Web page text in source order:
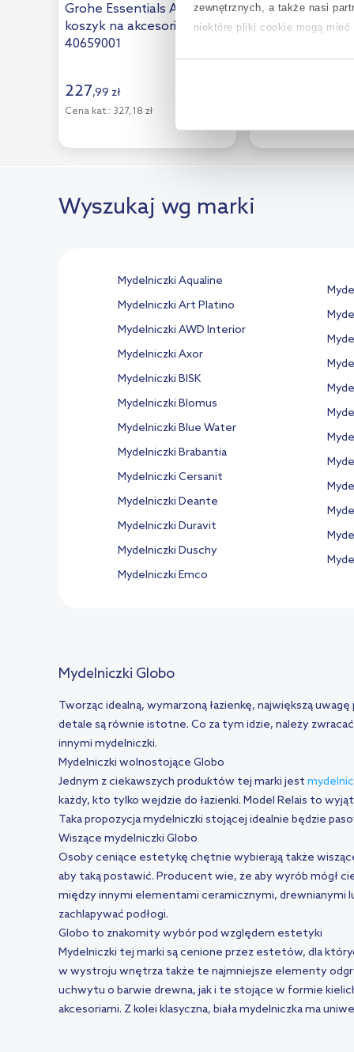
zewnętrznych, a także nasi
niektóre pliki cookie mogą mieć
na temat plików cookie i tego,
Steinberg (3)
(1)
Tesa
Villeroy & Boch
Zucchetti
Grohe Essentials Authentic
koszyk na akcesoria chrom
40659001
227,99 zł
Cena kat.: 327,18 zł
Hansgrohe
mydelniczka
Wyszukaj wg marki
Mydelniczki Aqualine
Mydelniczki Art Platino
Mydelniczki AWD Interior
Mydelniczki Axor
Mydelniczki BISK
Mydelniczki Blomus
Mydelniczki Blue Water
Mydelniczki Brabantia
Mydelniczki Cersanit
Mydelniczki Deante
Mydelniczki Duravit
Mydelniczki Duschy
Mydelniczki Emco
Mydelniczki Globo
Tworząc idealną, wymarzoną łazienkę, największą
detale są równie istotne. Co za tym idzie, należy
innymi mydelniczki.
Mydelniczki wolnostojące Globo
Jednym z ciekawszych produktów tej marki jest
każdy, kto tylko wejdzie do łazienki. Model Relais to
Taka propozycja mydelniczki stojącej idealnie będzie
Wiszące mydelniczki Globo
Osoby ceniące estetykę chętnie wybierają także
aby taką postawić. Producent wie, że aby wyrób mógł
między innymi elementami ceramicznymi, drewnianymi
zachlapywać podłogi.
Globo to znakomity wybór pod względem estetyki
Mydelniczki tej marki są cenione przez estetów, dla
w wystroju wnętrza także te najmniejsze elementy
uchwytu o barwie drewna, jak i te stojące w formie
akcesoriami. Z kolei klasyczna, biała mydelniczka ma